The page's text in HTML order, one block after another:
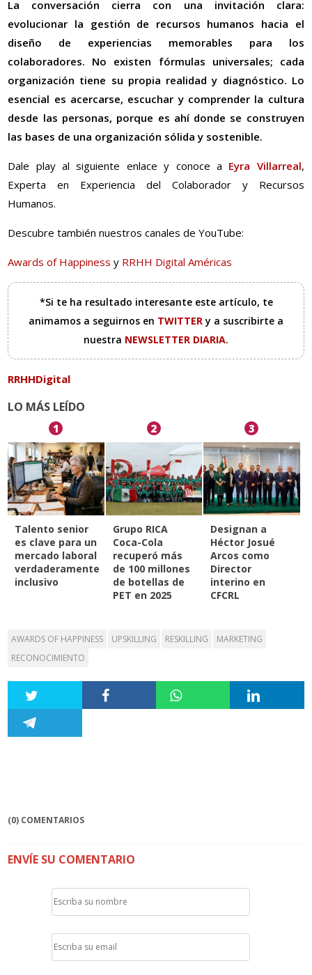
La conversación cierra con una invitación clara:
evolucionar la gestión de recursos humanos hacia el
diseño de experiencias memorables para los
colaboradores. No existen fórmulas universales; cada
organización tiene su propia realidad y diagnóstico. Lo
esencial es acercarse, escuchar y comprender la cultura
desde las personas, porque es ahí donde se construyen
las bases de una organización sólida y sostenible.
Dale play al siguiente enlace y conoce a Eyra Villarreal,
Experta en Experiencia del Colaborador y Recursos
Humanos.
Descubre también nuestros canales de YouTube:
Awards of Happiness y RRHH Digital Américas
*Si te ha resultado interesante este artículo, te
animamos a seguirnos en TWITTERy a suscribirte a
nuestra NEWSLETTER DIARIA.
RRHHDigital
LO MÁS LEÍDO
1
Talento senior
es clave para un
mercado laboral
verdaderamente
inclusivo
2
Grupo RICA
Coca-Cola
recuperó más
de 100 millones
de botellas de
PET en 2025
3
Designan a
Héctor Josué
Arcos como
Director
interino en
CFCRL
AWARDS OF HAPPINESS UPSKILLING RESKILLING
MARKETING
RECONOCIMIENTO
(0) COMENTARIOS
ENVÍE SU COMENTARIO